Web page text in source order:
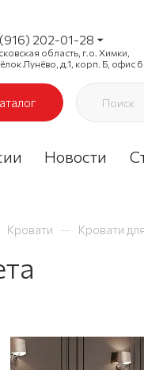
202-01-28
область, г.о. Химки,
Лунёво, д.1, корп. Б, офис 6
Новости
Кровати — Кровати